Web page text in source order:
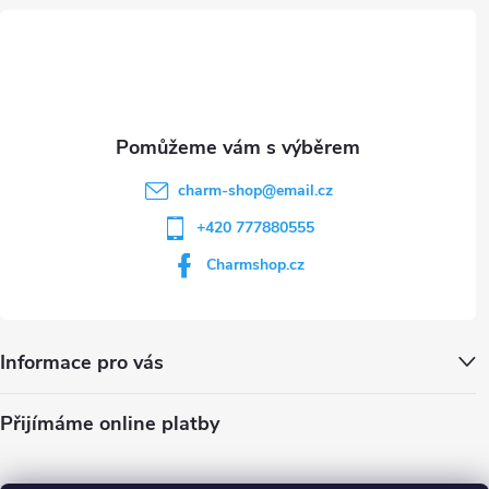
charm-shop@email.cz
+420 777880555
Charmshop.cz
Informace pro vás
Přijímáme online platby